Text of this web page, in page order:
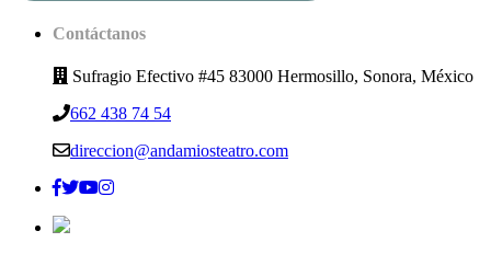
Contáctanos
Sufragio Efectivo #45 83000 Hermosillo, Sonora, México
662 438 74 54
direccion@andamiosteatro.com